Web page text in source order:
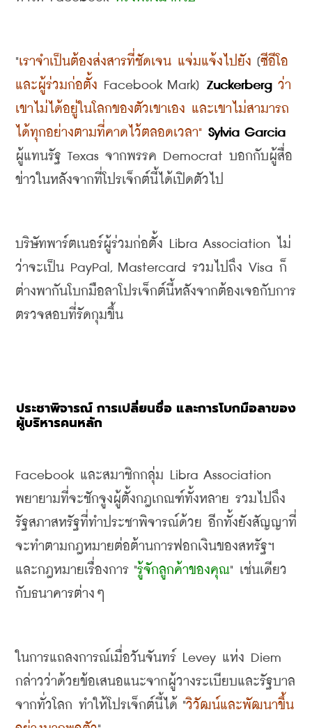
"เราจำเป็นต้องส่งสารที่ชัดเจน แจ่มแจ้งไปยัง [ซีอีโอ
และผู้ร่วมก่อตั้ง Facebook Mark] Zuckerberg ว่า
เขาไม่ได้อยู่ในโลกของตัวเขาเอง และเขาไม่สามารถ
ได้ทุกอย่างตามที่คาดไว้ตลอดเวลา"
ผู้แทนรัฐ Texas จากพรรค Democrat บอกกับผู้สื่อ
ข่าวในหลังจากที่โปรเจ็กต์นี้ได้เปิดตัวไป
บริษัทพาร์ตเนอร์ผู้ร่วมก่อตั้ง Libra Association
ไม่
ว่าจะเป็น PayPal, Mastercard รวมไปถึง Visa ก็
ต่างพากันโบกมือลาโปรเจ็กต์นี้หลังจากต้องเจอกับการ
ตรวจสอบที่รัดกุมขึ้น
ประชาพิจารณ์ การเปลี่ยนชื่อ และการโบกมือลาของ
ผู้บริหารคนหลัก
Facebook และสมาชิกกลุ่ม
พยายามที่จะชักจูงผู้ตั้งกฎเกณฑ์ทั้งหลาย รวมไปถึง
รัฐสภาสหรัฐที่ทำประชาพิจารณ์ด้วย อีกทั้งยังสัญญาที่
จะทำตามกฎหมายต่อต้านการฟอกเงินของสหรัฐฯ
และกฎหมายเรื่องการ "รู้จักลูกค้าของคุณ" เช่นเดียว
กับธนาคารต่างๆ
ในการแถลงการณ์เมื่อวันจันทร์ Levey แห่ง
กล่าวว่าด้วยข้อเสนอแนะจากผู้วางระเบียบและรัฐบาล
จากทั่วโลก ทำให้โปรเจ็กต์นี้ได้ "วิวัฒน์และพัฒนาขึ้น